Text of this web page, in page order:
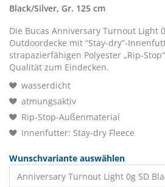
Black/Silver, Gr. 125 cm
Die Bucas Anniversary Turnout Light
Outdoordecke mit “Stay-dry”-
strapazierfähigen Polyester „Rip-
Qualität zum Eindecken.
wasserdicht
atmungsaktiv
Rip-Stop-Außenmaterial
Innenfutter: Stay-dry Fleece
Wunschvariante auswählen
Anniversary Turnout Light 0g SD